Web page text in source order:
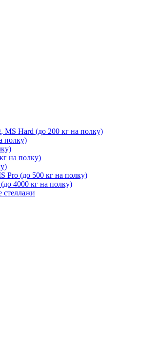
MS Hard (до 200 кг на полку)
полку)
на полку)
Pro (до 500 кг на полку)
4000 кг на полку)
стеллажи